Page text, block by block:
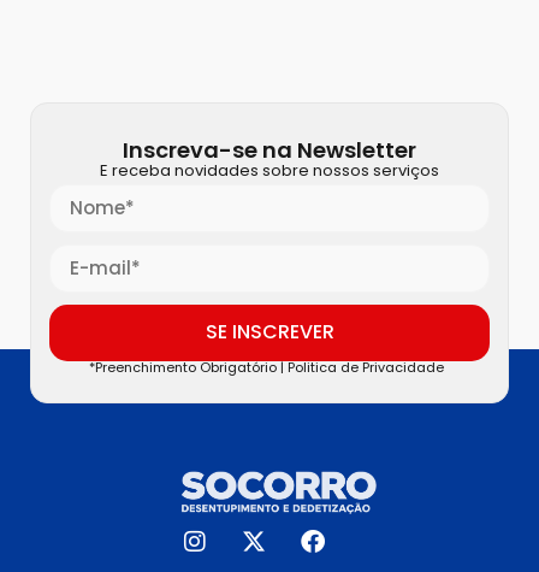
Inscreva-se na Newsletter
E receba novidades sobre nossos serviços
SE INSCREVER
*Preenchimento Obrigatório |Politica de Privacidade